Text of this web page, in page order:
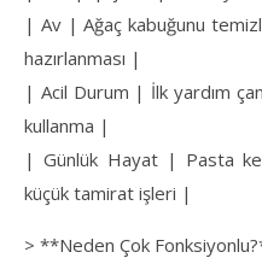
| Av | Ağaç kabuğunu
hazırlanması |
| Acil Durum | İlk yardım
kullanma |
| Günlük Hayat | Pasta
küçük tamirat işleri |
> **Neden Çok